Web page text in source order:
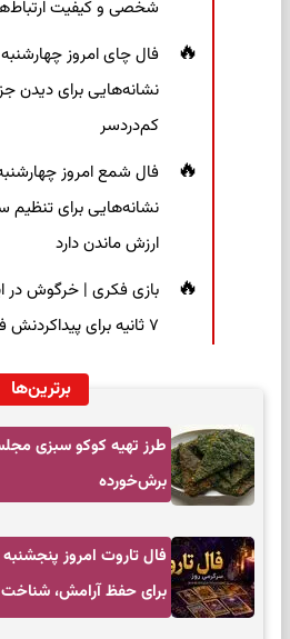
شخصی و کیفیت
نشانه‌هایی برای دیدن
کم‌دردسر
نشانه‌هایی برای
ارزش ماندن دارد
بازی فکری | خرگوش در
۷ ثانیه برای پیداکردنش فرصت دارید
برترین‌ها
طرز تهیه کوکو سبزی
برش‌خورده
برای حفظ آرامش،